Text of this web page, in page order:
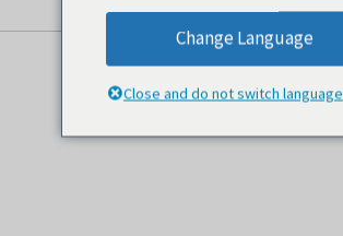
Change Language
Close and do not switch language